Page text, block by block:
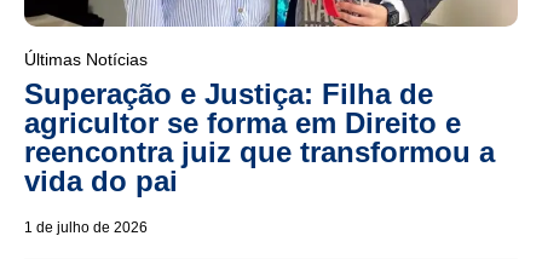
Últimas Notícias
Superação e Justiça: Filha de
agricultor se forma em Direito e
reencontra juiz que transformou a
vida do pai
1 de julho de 2026